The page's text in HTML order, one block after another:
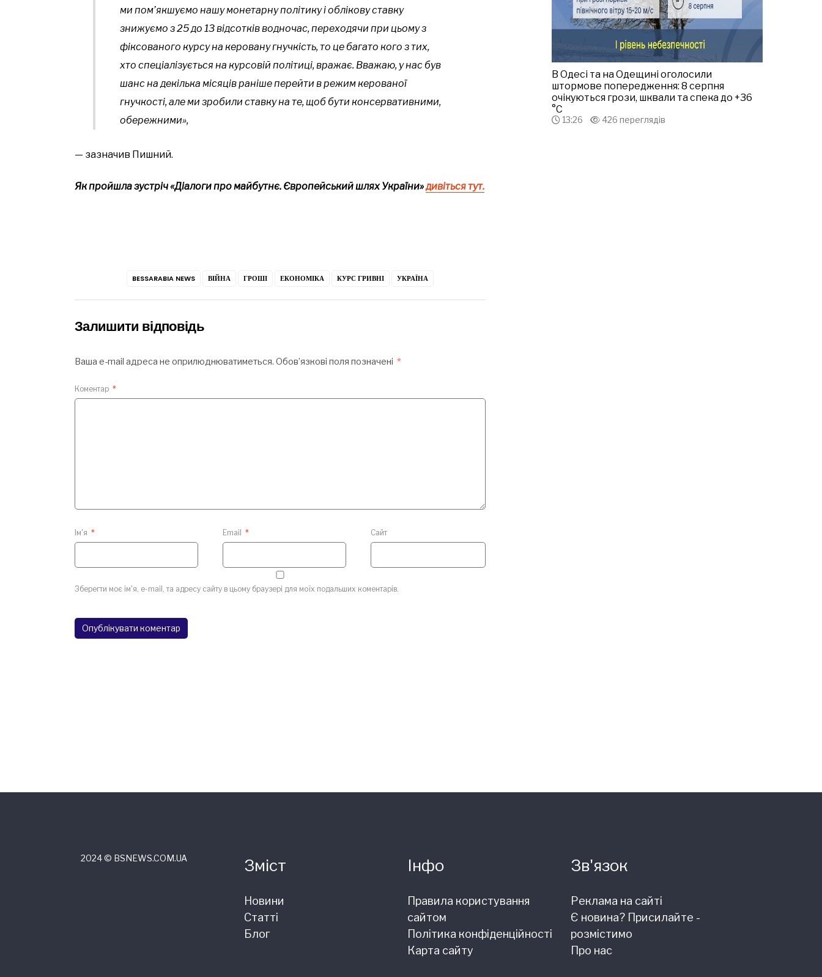
ми пом’якшуємо нашу монетарну політику і облікову ставку
знижуємо з 25 до 13 відсотків водночас, переходячи при цьому з
фіксованого курсу на керовану гнучкість, то це багато кого з тих,
хто спеціалізується на курсовій політиці, вражає. Вважаю, у нас був
шанс на декілька місяців раніше перейти в режим керованої
гнучкості, але ми зробили ставку на те, щоб бути консервативними,
обережними»,
— зазначив Пишний.
Як пройшла зустріч «Діалоги про майбутнє. Європейський шлях України»дивіться тут.
BESSARABIA NEWS ВІЙНА ГРОШІ ЕКОНОМІКА КУРС ГРИВНІ УКРАЇНА
Залишити відповідь
Ваша e-mail адреса не оприлюднюватиметься. Обов’язкові поля позначені *
Коментар *
Ім'я * Email * Сайт
Зберегти моє ім'я, e-mail, та адресу сайту в цьому браузері для моїх подальших коментарів.
В Одесі та на Одещині оголосили
штормове попередження: 8 серпня
очікуються грози, шквали та спека до +36
°С
13:26 426 переглядів
2024 © ВSNEWS.COM.UA Зміст
Новини
Статті
Блог
Інфо
Правила користування
сайтом
Політика конфіденційності
Карта сайту
Зв'язок
Реклама на сайті
Є новина? Присилайте -
розмістимо
Про нас